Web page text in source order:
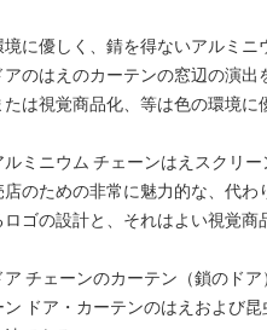
境に優しく、錆を得ないアルミニ
アのはえのカーテンの窓辺の演
たは視覚商品化、等は色の環境に
ルミニウム チェーンはえスクリ
店のための非常に魅力的な、代
ロゴの設計と、それはよい視覚商
ア チェーンのカーテン（鎖のド
ン ドア・カーテンのはえおよび